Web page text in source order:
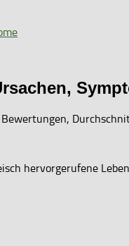
Bewertungen,
hervorgerufene